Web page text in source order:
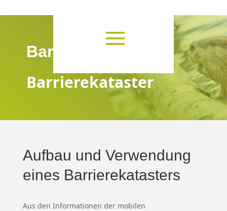
Barrierefreiheit
Barrierekataster
Aufbau und Verwendung
eines Barrierekatasters
Aus den Informationen der mobilen